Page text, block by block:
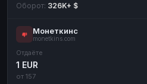
Оборот: 326K+ $
Монеткинс
monetkins.com
Отдаёте
1 EUR
от 157